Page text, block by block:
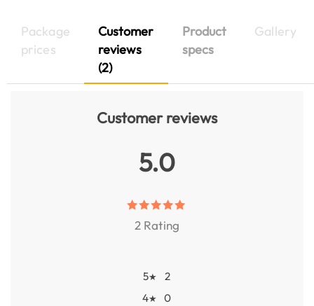
Package
prices
Customer
reviews
(2)
Product
specs
Gallery
Customer reviews
5.0
2 Rating
5★
2
4★
0